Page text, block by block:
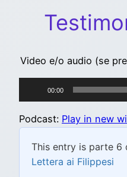
Video e/o audio (se
Player
00:00
Podcast: Play in new
This entry is parte 6
Lettera ai Filippesi